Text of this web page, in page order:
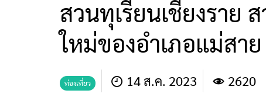
สวนทุเรียนเชียงราย
ใหม่ของอำเภอแม่สาย
ท่องเที่ยว 14 ส.ค. 2023 2620